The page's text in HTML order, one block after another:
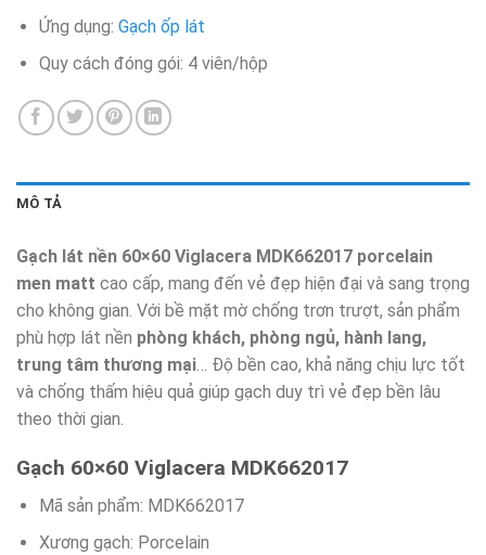
Ứng dụng: Gạch ốp lát
Quy cách đóng gói: 4 viên/hộp​
MÔ TẢ
Gạch lát nền 60×60 Viglacera MDK662017 porcelain
men matt cao cấp, mang đến vẻ đẹp hiện đại và sang trọng
cho không gian. Với bề mặt mờ chống trơn trượt, sản phẩm
phù hợp lát nền phòng khách, phòng ngủ, hành lang,
trung tâm thương mại… Độ bền cao, khả năng chịu lực tốt
và chống thấm hiệu quả giúp gạch duy trì vẻ đẹp bền lâu
theo thời gian.
Gạch 60×60 Viglacera MDK662017
Mã sản phẩm: MDK662017
Xương gạch: Porcelain